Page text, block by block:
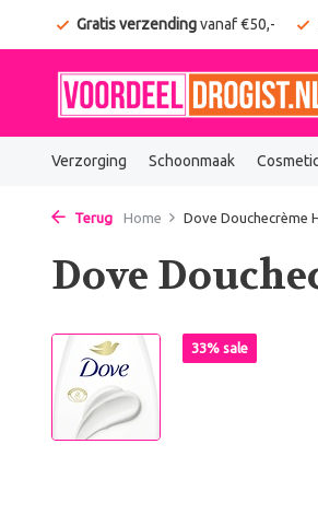
Gratis verzendingvanaf €50,-
Verzorging Schoonmaak
Terug Home Dove Douchecrème
Dove
33% sale